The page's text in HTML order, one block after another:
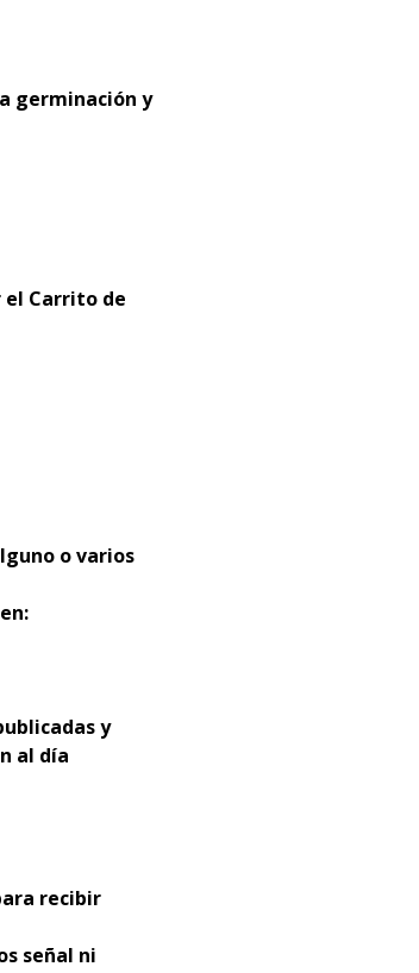
germinación y
el Carrito de
o varios
y
al día
recibir
señal ni